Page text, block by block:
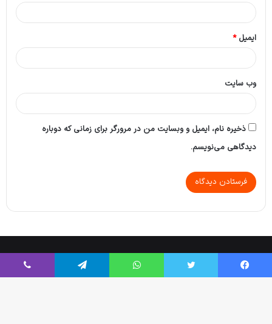
ایمیل*
وب‌ سایت
ذخیره نام، ایمیل و وبسایت من در مرورگر برای زمانی که دوباره
دیدگاهی می‌نویسم.